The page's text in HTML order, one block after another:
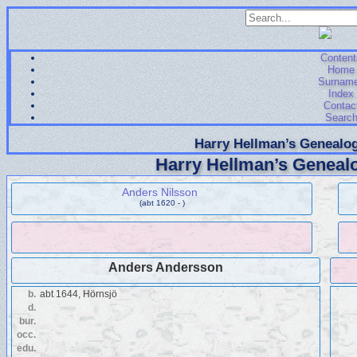
Home
Index
Search
Harry Hellman’s
Harry Hellman’s
Anders Nilsson
(abt 1620 - )
Anders Andersson
b. abt 1644, Hörnsjö
d.
bur.
occ.
edu.